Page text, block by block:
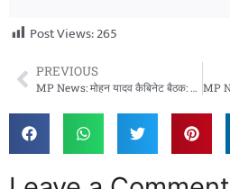
Post Views:265
PREVIOUS
MP News: मोहन यादव कैबिनेट बैठक: ट्रांसफर डेडलाइन बढ़ी, मेट्रो और स्वास्थ्य नीति को मंजूरी